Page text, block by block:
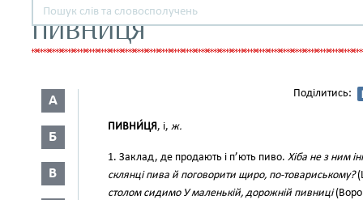
ПИВНИЦЯ
А
Б
В
Поділитись:
ПИВНИ́ЦЯ, і, ж.
1. Заклад, де продають і п’ють пиво. Хіба не з ним
склянці пива й поговорити щиро, по-товариському?
столом сидимо У маленькій, дорожній пивниці